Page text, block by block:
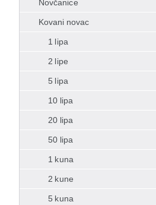
Novčanice
Kovani novac
1 lipa
2 lipe
5 lipa
10 lipa
20 lipa
50 lipa
1 kuna
2 kune
5 kuna